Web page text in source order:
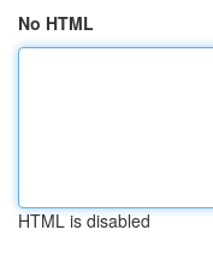
No HTML
HTML is disabled